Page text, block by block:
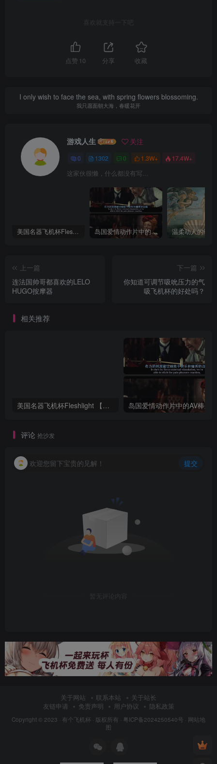
喜欢就支持一下吧
点赞 10 分享 收藏
I only wish to face the sea, with spring flowers blossoming.
我只愿面朝大海，春暖花开
游戏人生 关注
0 1302 0 1.3W+ 17.4W+
这家伙很懒，什么都没有写...
美国名器飞机杯Fleshlight 【Quickshot-Vantage 双头飞机杯】完全评测 岛国爱情动作片中的AV棒到底有多猛？成人用品震动棒的发展史！
上一篇
连法国帅哥都喜欢的LELO
HUGO按摩器
下一篇
你知道可调节吸吮压力的气
吸飞机杯的好处吗？
相关推荐
美国名器飞机杯Fleshlight 【Quickshot-Vantage 双头飞机杯】完全评测
评论 抢沙发
欢迎您留下宝贵的见解！ 提交
暂无评论内容
关于网站 联系本站
关于站长
友链申请
免责声明 用户协议 隐私政策
Copyright © 2023 · 有个飞机杯 · 版权所有 · 粤ICP备2024250540号 · 网站地
图